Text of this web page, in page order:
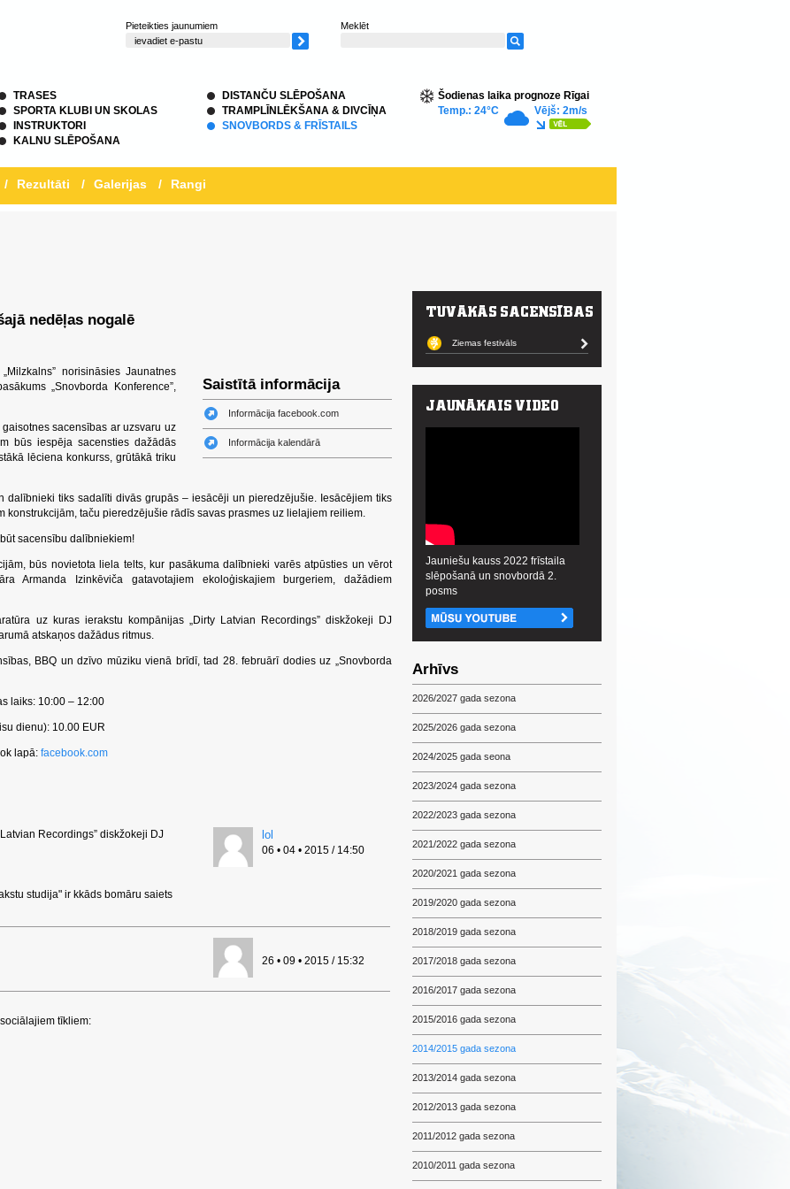
Pieteikties jaunumiem Meklēt
TRASES
SPORTA KLUBI UN SKOLAS
INSTRUKTORI
KALNU SLĒPOŠANA
DISTANČU SLĒPOŠANA
TRAMPLĪNLĒKŠANA & DIVCĪŅA
SNOVBORDS & FRĪSTAILS
Šodienas laika prognoze Rīgai
Temp.: 24°C
Vējš: 2m/s
/ Rezultāti / Galerijas / Rangi
nedēļas nogalē
Saistītā informācija
Informācija facebook.com
Informācija kalendārā
norisināsies Jaunatnes
„Snovborda Konference”,
sacensības ar uzsvaru uz
būs iespēja sacensties dažādās
lēciena konkurss, grūtākā triku
dalībnieki tiks sadalīti divās grupās – iesācēji un pieredzējušie. Iesācējiem tiks
konstrukcijām, taču pieredzējušie rādīs savas prasmes uz lielajiem reiliem.
sacensību dalībniekiem!
būs novietota liela telts, kur pasākuma dalībnieki varēs atpūsties un vērot
Armanda Izinkēviča gatavotajiem ekoloģiskajiem burgeriem, dažādiem
uz kuras ierakstu kompānijas „Dirty Latvian Recordings” diskžokeji DJ
atskaņos dažādus ritmus.
BBQ un dzīvo mūziku vienā brīdī, tad 28. februārī dodies uz „Snovborda
laiks: 10:00 – 12:00
dienu): 10.00 EUR
lapā: facebook.com
Recordings” diskžokeji DJ
studija" ir kkāds bomāru saiets
lol
06 • 04 • 2015 / 14:50
26 • 09 • 2015 / 15:32
tīkliem:
Ziemas festivāls
Jauniešu kauss 2022 frīstaila
slēpošanā un snovbordā 2.
posms
Arhīvs
2026/2027 gada sezona
2025/2026 gada sezona
2024/2025 gada seona
2023/2024 gada sezona
2022/2023 gada sezona
2021/2022 gada sezona
2020/2021 gada sezona
2019/2020 gada sezona
2018/2019 gada sezona
2017/2018 gada sezona
2016/2017 gada sezona
2015/2016 gada sezona
2014/2015 gada sezona
2013/2014 gada sezona
2012/2013 gada sezona
2011/2012 gada sezona
2010/2011 gada sezona